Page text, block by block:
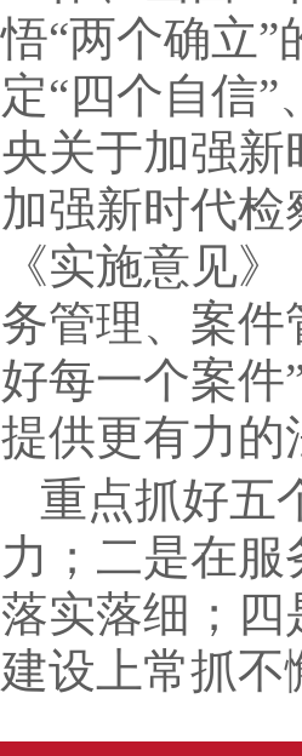
悟“两个确立”
定“四个自信
央关于加强
加强新时代
《实施意见
务管理、案件
好每一个案件
提供更有力的
重点抓好五
力；二是在
落实落细；
建设上常抓